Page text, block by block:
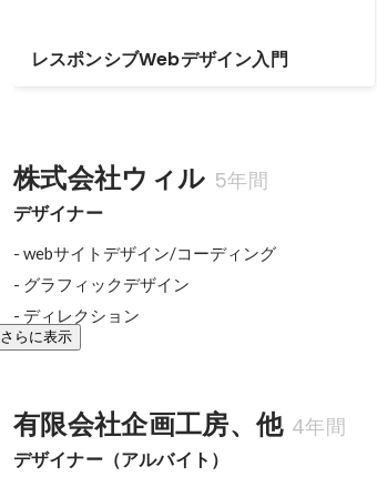
レスポンシブWebデザイン入門
株式会社ウィル 5年間
デザイナー
- webサイトデザイン/コーディング
- グラフィックデザイン
- ディレクション
さらに表示
有限会社企画工房、他 4年間
デザイナー（アルバイト）